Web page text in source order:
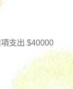
支出 $40000